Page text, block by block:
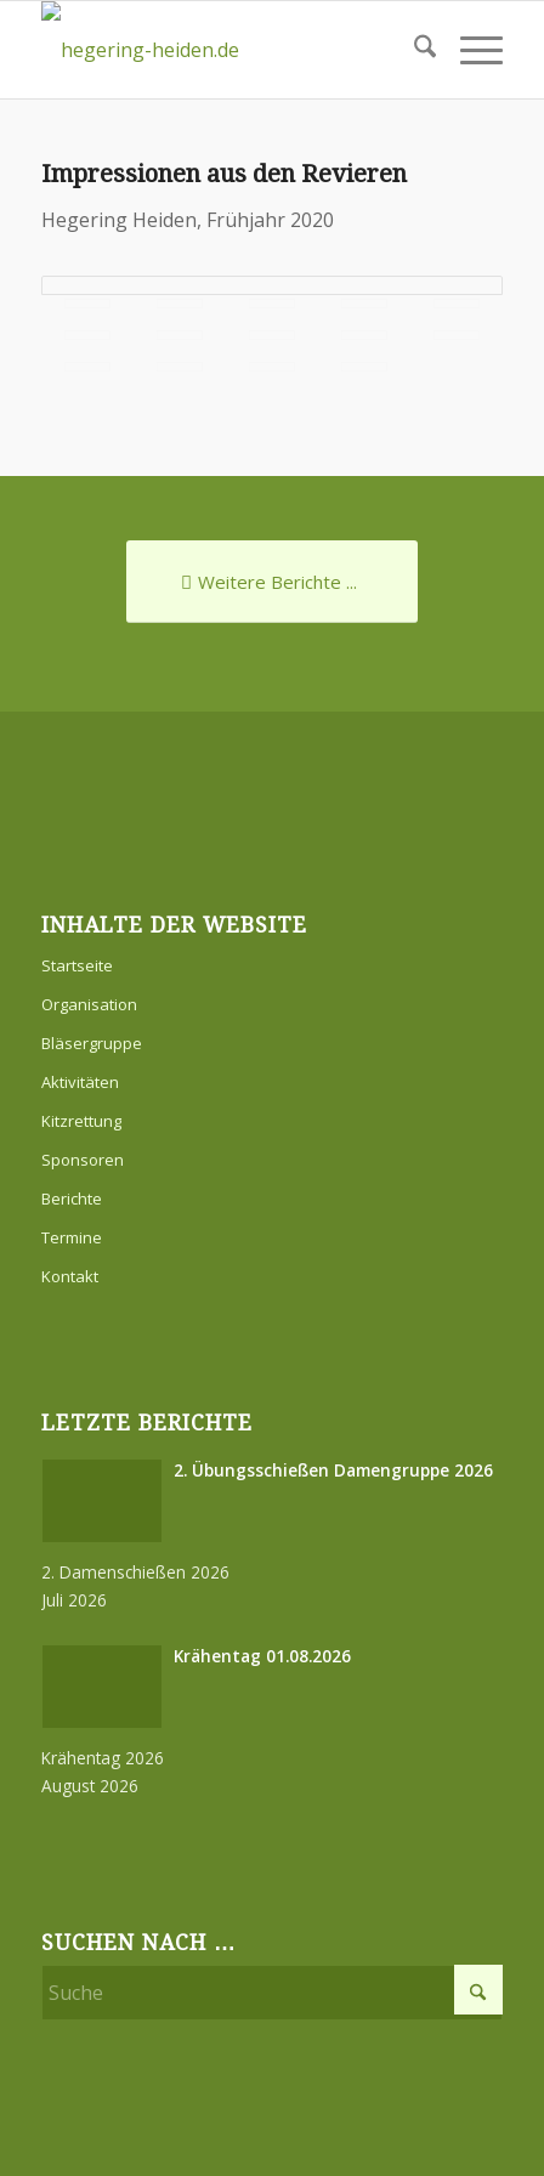
Impressionen aus den Revieren
Hegering Heiden, Frühjahr 2020
Weitere Berichte ...
INHALTE DER WEBSITE
Startseite
Organisation
Bläsergruppe
Aktivitäten
Kitzrettung
Sponsoren
Berichte
Termine
Kontakt
LETZTE BERICHTE
2. Übungsschießen Damengruppe 2026
2. Damenschießen 2026
Juli 2026
Krähentag 01.08.2026
Krähentag 2026
August 2026
SUCHEN NACH …